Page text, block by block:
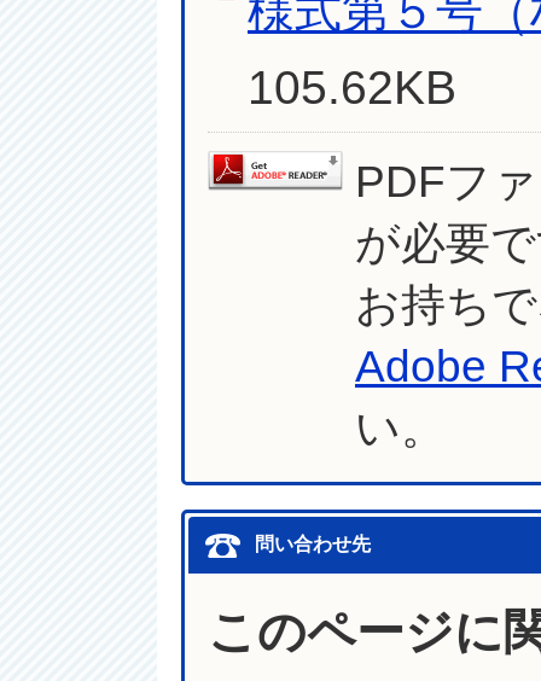
様式第５号
105.62KB
PDFフ
が必要
お持ち
Adobe
い。
問い合わせ先
このページに